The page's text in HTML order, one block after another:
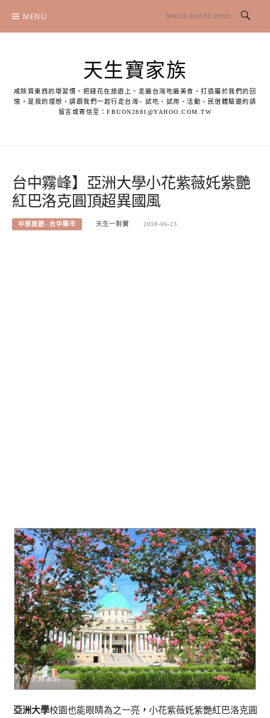
content
MENU
天生寶家族
戒除買東西的壞習慣，把錢花在旅遊上，走遍台灣吃遍美食，打造屬於我們的回
憶，是我的理想，請跟我們一起行走台灣~ 試吃、試用、活動、民宿體驗邀約請
留言或寄信至：FBUON2881@YAHOO.COM.TW
台中霧峰】亞洲大學小花紫薇奼紫艷
紅巴洛克圓頂超異國風
中部旅遊--台中縣市 天生一對寶 2018-06-23
亞洲大學校園也能眼睛為之一亮 ， 小花紫薇奼紫艷紅巴洛克圓